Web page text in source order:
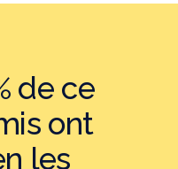
de ce
ont
les